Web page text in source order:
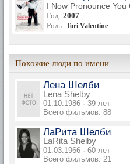
I Now Pronounce You
Год: 2007
Роль: Tori Valentine
Похожие люди по имени
Лена Шелби
Lena Shelby
01.10.1986 · 39 лет
Всего фильмов: 88
ЛаРита Шелби
LaRita Shelby
01.03.1966 · 60 лет
Всего фильмов: 21